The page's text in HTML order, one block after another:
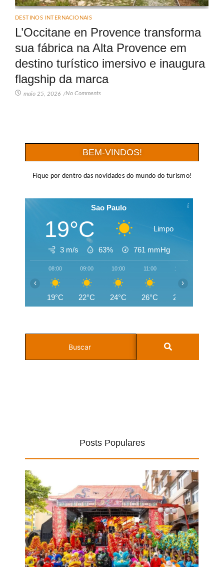
DESTINOS INTERNACIONAIS
L’Occitane en Provence transforma
sua fábrica na Alta Provence em
destino turístico imersivo e inaugura
flagship da marca
maio 25, 2026 /No Comments
BEM-VINDOS!
Fique por dentro das novidades do mundo do turismo!
Sao Paulo
19°C Limpo
3 m/s 63% 761 mmHg
08:00
19°C
09:00
22°C
10:00
24°C
11:00
26°C
12:00
27°C
‹ ›
Posts Populares